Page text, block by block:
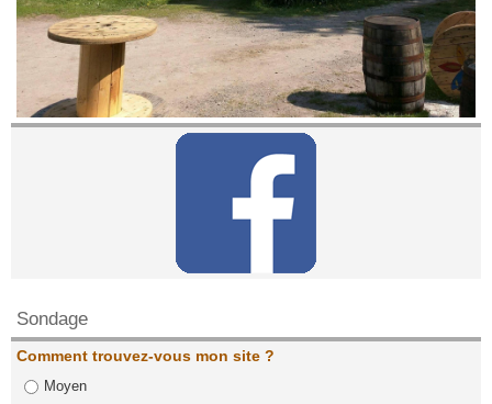
Sondage
Comment trouvez-vous mon site ?
Moyen